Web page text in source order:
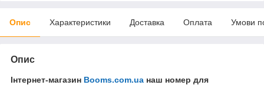
Опис Характеристики Доставка Оплата Умови
Опис
Інтернет-магазин Booms.com.ua наш номер для